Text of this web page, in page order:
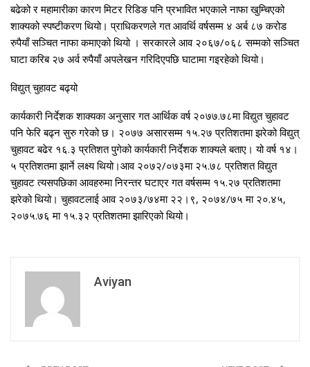
बढेको र महामारीका कारण मिटर रिडिङ पनि प्रभावित भएकाले नाफा खुम्चिएको
शाक्यको स्पष्टीकरण थियो। प्राधिकरणले गत आवर्थि वर्षसम्म ४ अर्ब ८७ करोड
रुपैयाँ सञ्चित नाफा कमाएको थियो । सरकारले आव २०६७/०६८ सम्मको सञ्चित
घाटा करिब २७ अर्व रुपैयाँ अपलेखन गरिदिएपछि घाटामा गइरहेको थियो।
विद्युत् चुहावट बढ्यो
कार्यकारी निर्देशक शाक्यका अनुसार गत आर्थिक वर्ष २०७७.७८मा विद्युत चुहावट
पनि फेरि बढ्न सुरु गरेको छ। २०७७ असारसम्म १५.२७ प्रतिशतमा झरेको विद्युत्
चुहावट बढेर १६.३ प्रतिशत पुगेको कार्यकारी निर्देशक शाक्यले बताए। यो वर्ष १४।
५ प्रतिशतमा झार्ने लक्ष्य थियो।आव २०७२/०७३मा २५.७८ प्रतिशत विद्युत
चुहावट त्यसपछिका आवहरुमा निरन्तर घटाएर गत वर्षसम्म १५.२७ प्रतिशतमा
झरेको थियो। चुहावटलाई आव २०७३/७४मा २२।९, २०७४/७५ मा २०.४५,
२०७५.७६ मा १५.३२ प्रतिशतमा झारिएको थियो।
Aviyan